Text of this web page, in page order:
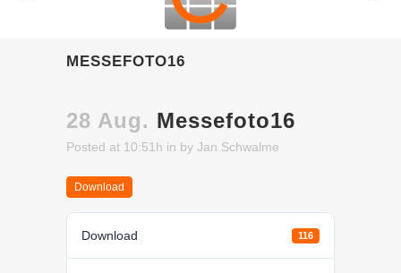
MESSEFOTO16
28 Aug. Messefoto16
Posted at 10:51h in by Jan Schwalme
Download
Download 116